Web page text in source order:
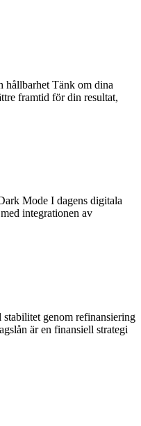
hållbarhet Tänk om dina
framtid för din resultat,
Mode I dagens digitala
integrationen av
genom refinansiering
är en finansiell strategi